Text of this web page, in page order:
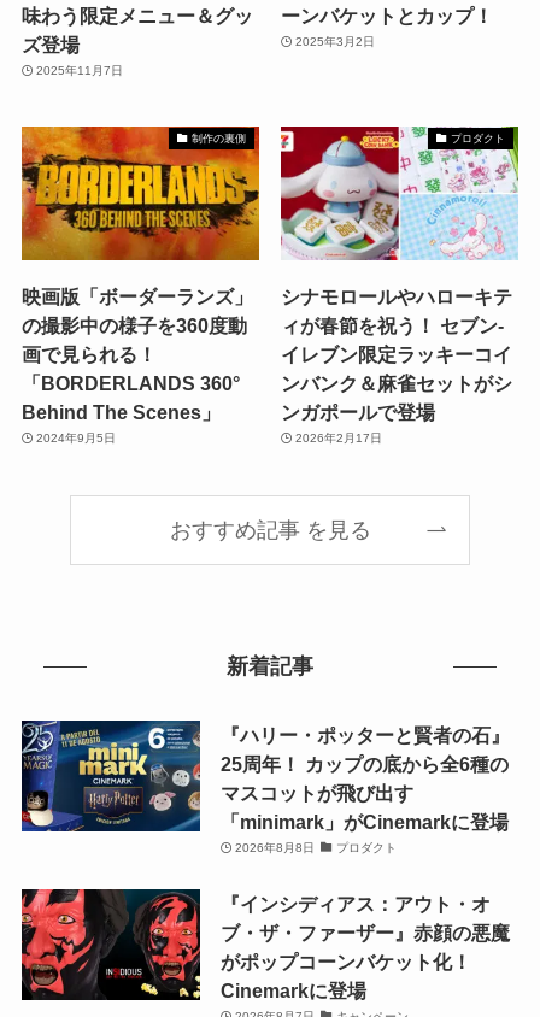
味わう限定メニュー＆グッ
ズ登場
2025年11月7日
ーンバケットとカップ！
2025年3月2日
制作の裏側
映画版「ボーダーランズ」
の撮影中の様子を360度動
画で見られる！
「BORDERLANDS 360°
Behind The Scenes」
2024年9月5日
プロダクト
シナモロールやハローキテ
ィが春節を祝う！ セブン-
イレブン限定ラッキーコイ
ンバンク＆麻雀セットがシ
ンガポールで登場
2026年2月17日
おすすめ記事 を見る
新着記事
『ハリー・ポッターと賢者の石』
25周年！ カップの底から全6種の
マスコットが飛び出す
「minimark」がCinemarkに登場
2026年8月8日 プロダクト
『インシディアス：アウト・オ
ブ・ザ・ファーザー』赤顔の悪魔
がポップコーンバケット化！
Cinemarkに登場